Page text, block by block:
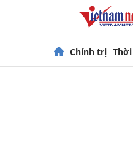
Chính trị